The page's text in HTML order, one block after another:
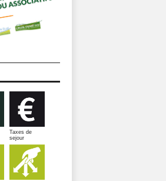
Taxes de
sejour